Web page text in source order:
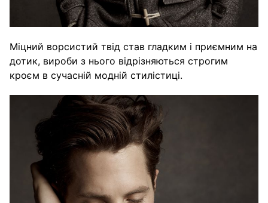
Міцний ворсистий твід став гладким і приємним на
дотик, вироби з нього відрізняються строгим
кроєм в сучасній модній стилістиці.